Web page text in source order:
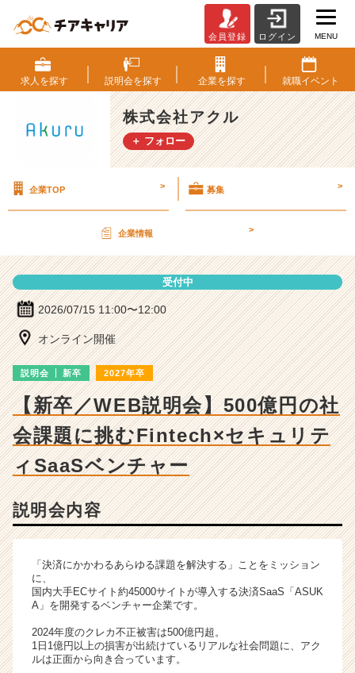
式
会
社
ア
ク
ル
会
詳
|
ベ
ン
チ
長
業
か
ら
ス
カ
が
届
く
活
サ
イ
ト
チ
会員登録 ログイン MENU
求人を探す 説明会を探す 企業を探す 就職イベント
株式会社アクル
＋ フォロー
企業TOP > 募集 >
企業情報 >
受付中
2026/07/15 11:00〜12:00
オンライン開催
説明会 新卒 2027年卒
【新卒／WEB説明会】500億円の社
会課題に挑むFintech×セキュリテ
ィSaaSベンチャー
説明会内容
「決済にかかわるあらゆる課題を解決する」ことをミッション
に、
国内大手ECサイト約45000サイトが導入する決済SaaS「ASUK
A」を開発するベンチャー企業です。
2024年度のクレカ不正被害は500億円超。
1日1億円以上の損害が出続けているリアルな社会問題に、アク
ルは正面から向き合っています。